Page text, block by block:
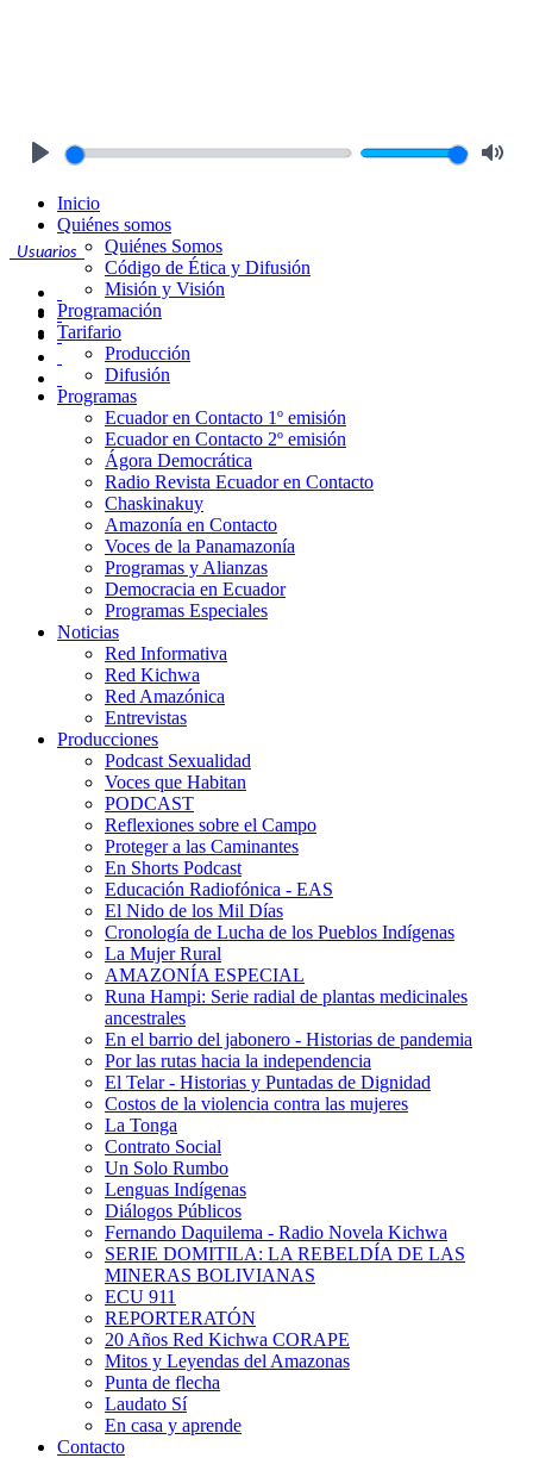
Usuarios
Inicio
Quiénes somos
Quiénes Somos
Código de Ética y Difusión
Misión y Visión
Programación
Tarifario
Producción
Difusión
Programas
Ecuador en Contacto 1º emisión
Ecuador en Contacto 2º emisión
Ágora Democrática
Radio Revista Ecuador en Contacto
Chaskinakuy
Amazonía en Contacto
Voces de la Panamazonía
Programas y Alianzas
Democracia en Ecuador
Programas Especiales
Noticias
Red Informativa
Red Kichwa
Red Amazónica
Entrevistas
Producciones
Podcast Sexualidad
Voces que Habitan
PODCAST
Reflexiones sobre el Campo
Proteger a las Caminantes
En Shorts Podcast
Educación Radiofónica - EAS
El Nido de los Mil Días
Cronología de Lucha de los Pueblos Indígenas
La Mujer Rural
AMAZONÍA ESPECIAL
Runa Hampi: Serie radial de plantas medicinales
ancestrales
En el barrio del jabonero - Historias de pandemia
Por las rutas hacia la independencia
El Telar - Historias y Puntadas de Dignidad
Costos de la violencia contra las mujeres
La Tonga
Contrato Social
Un Solo Rumbo
Lenguas Indígenas
Diálogos Públicos
Fernando Daquilema - Radio Novela Kichwa
SERIE DOMITILA: LA REBELDÍA DE LAS
MINERAS BOLIVIANAS
ECU 911
REPORTERATÓN
20 Años Red Kichwa CORAPE
Mitos y Leyendas del Amazonas
Punta de flecha
Laudato Sí
En casa y aprende
Contacto